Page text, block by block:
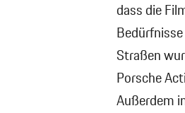
dass die
Straßen
Porsche
Außerdem